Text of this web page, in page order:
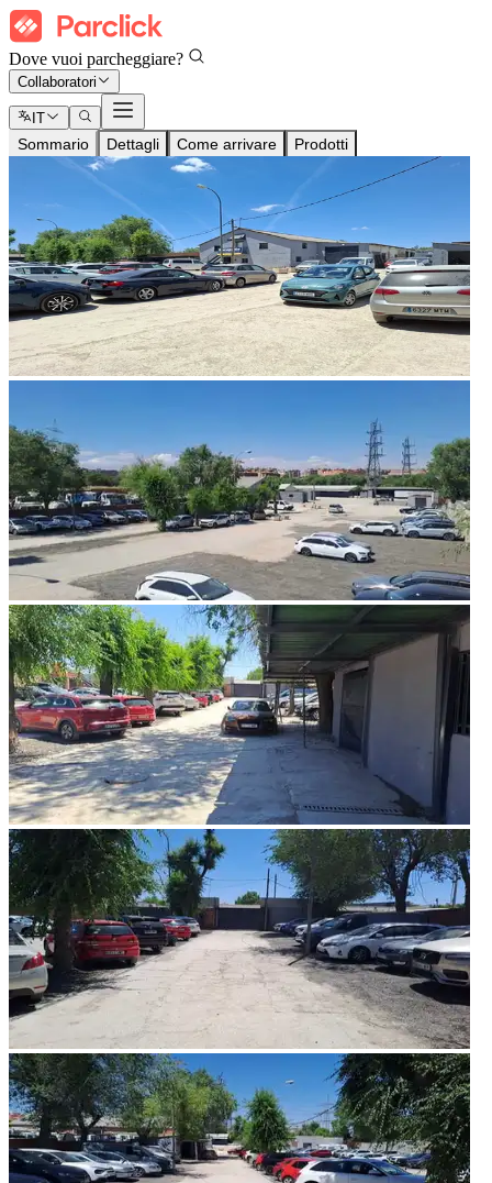
Dove vuoi parcheggiare?
Collaboratori
IT
Sommario Dettagli Come arrivare Prodotti